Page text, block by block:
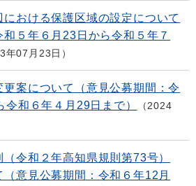
おける保護区域の設定について
和５年６月23日から令和５年７
年07月23日
案について（意見公募期間：令
和６年４月29日まで）
2024
令和２年高知県規則第73号）
意見公募期間：令和６年12月